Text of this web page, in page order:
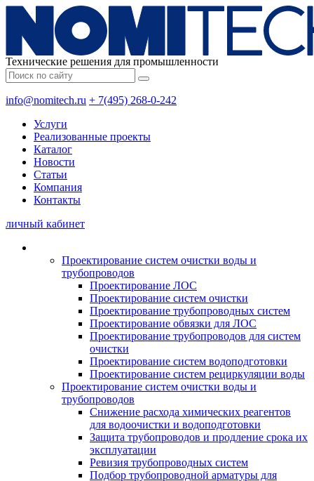
Технические решения для промышленности
info@nomitech.ru + 7(495) 268-0-242
Услуги
Реализованные проекты
Каталог
Новости
Статьи
Компания
Контакты
личный кабинет
Проектирование систем очистки воды и
трубопроводов
Проектирование ЛОС
Проектирование систем очистки
Проектирование трубопроводных систем
Проектирование обвязки для ЛОС
Проектирование трубопроводов для систем
очистки
Проектирование систем водоподготовки
Проектирование систем рециркуляции воды
Проектирование систем очистки воды и
трубопроводов
Снижение расхода химических реагентов
для водоочистки и водоподготовки
Защита трубопроводов и продление срока их
эксплуатации
Ревизия трубопроводных систем
Подбор трубопроводной арматуры для